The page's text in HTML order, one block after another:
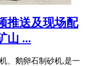
推送及现场配
山 ...
、鹅卵石制砂机,是一